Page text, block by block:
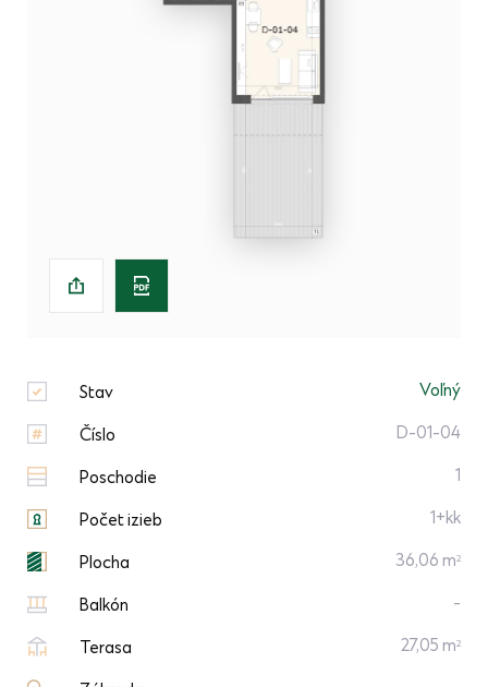
Stav Voľný
Číslo D-01-04
Poschodie 1
Počet izieb 1+kk
Plocha 36,06 m2
Balkón -
Terasa 27,05 m2